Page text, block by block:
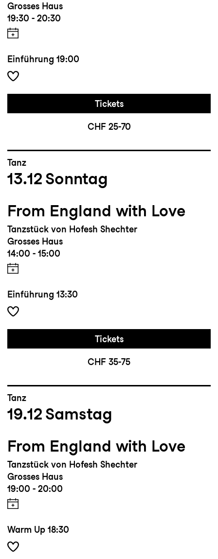
Grosses Haus
19:30 - 20:30
Einführung 19:00
Tickets
CHF 25-70
Tanz
13.12 Sonntag
From England with Love
Tanzstück von Hofesh Shechter
Grosses Haus
14:00 - 15:00
Einführung 13:30
Tickets
CHF 35-75
Tanz
19.12 Samstag
From England with Love
Tanzstück von Hofesh Shechter
Grosses Haus
19:00 - 20:00
Warm Up 18:30